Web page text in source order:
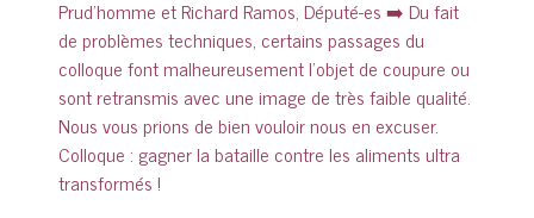
Colloque : gagner la bataille contre les aliments ultra
transformés !